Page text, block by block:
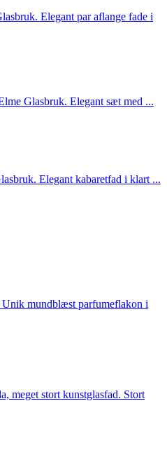
Elegant par aflange fade i
Glasbruk. Elegant sæt med ...
Elegant kabaretfad i klart ...
mundblæst parfumeflakon i
meget stort kunstglasfad. Stort